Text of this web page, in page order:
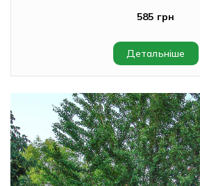
585 грн
Детальніше